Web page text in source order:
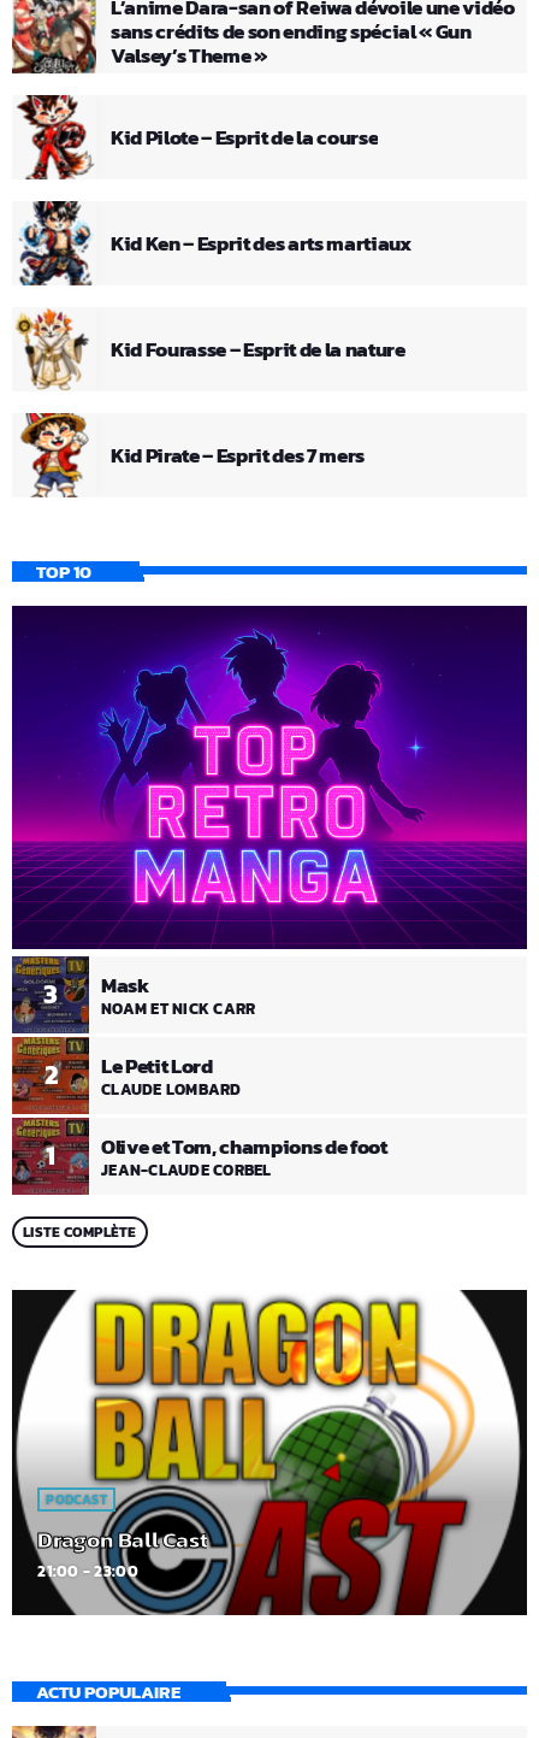
L’anime Dara-san of Reiwa dévoile une vidéo
sans crédits de son ending spécial « Gun
Valsey’s Theme »
Kid Pilote – Esprit de la course
Kid Ken – Esprit des arts martiaux
Kid Fourasse – Esprit de la nature
Kid Pirate – Esprit des 7 mers
TOP 10
1 Olive et Tom, champions de foot
JEAN-CLAUDE CORBEL
2 Le Petit Lord
CLAUDE LOMBARD
3 Mask
NOAM ET NICK CARR
LISTE COMPLÈTE
PODCAST
Dragon Ball Cast
21:00 - 23:00
ACTU POPULAIRE